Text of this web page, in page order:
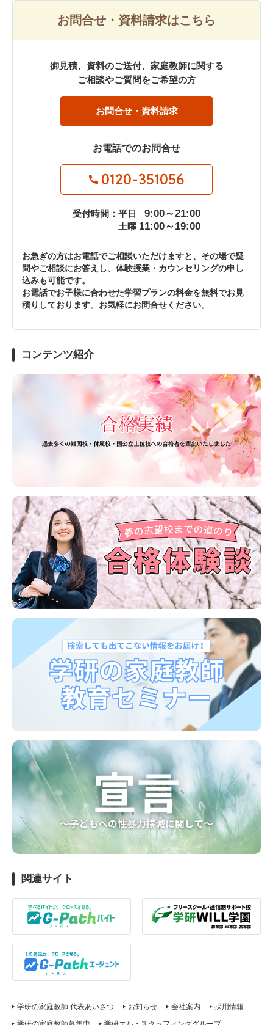
お問合せ・資料請求はこちら
御見積、資料のご送付、家庭教師に関する
ご相談やご質問をご希望の方
お問合せ・資料請求
お電話でのお問合せ
0120-351056
受付時間：平日 9:00～21:00
土曜 11:00～19:00
お急ぎの方はお電話でご相談いただけますと、その場で疑
問やご相談にお答えし、体験授業・カウンセリングの申し
込みも可能です。
お電話でお子様に合わせた学習プランの料金を無料でお見
積りしております。お気軽にお問合せください。
コンテンツ紹介
関連サイト
学研の家庭教師 代表あいさつ お知らせ 会社案内
採用情報